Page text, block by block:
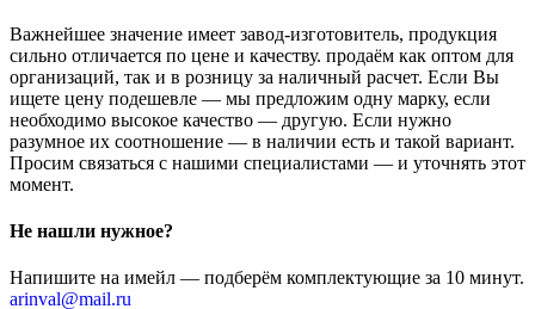
Важнейшее значение имеет завод-изготовитель, продукция
сильно отличается по цене и качеству. продаём как оптом для
организаций, так и в розницу за наличный расчет. Если Вы
ищете цену подешевле — мы предложим одну марку, если
необходимо высокое качество — другую. Если нужно
разумное их соотношение — в наличии есть и такой вариант.
Просим связаться с нашими специалистами — и уточнять этот
момент.
Не нашли нужное?
Напишите на имейл — подберём комплектующие за 10 минут.
arinval@mail.ru